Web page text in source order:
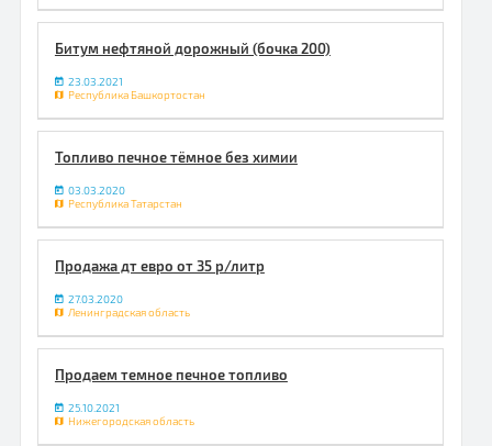
Битум нефтяной дорожный (бочка 200)
23.03.2021
Республика Башкортостан
Топливо печное тёмное без химии
03.03.2020
Республика Татарстан
Продажа дт евро от 35 р/литр
27.03.2020
Ленинградская область
Продаем темное печное топливо
25.10.2021
Нижегородская область